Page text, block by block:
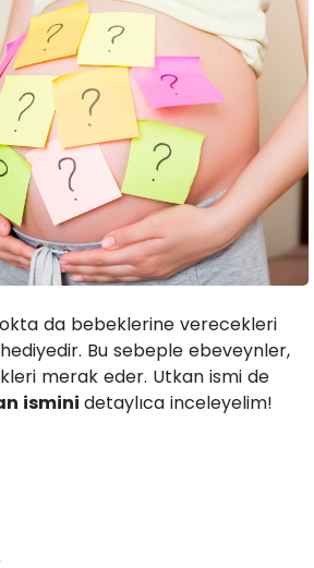
da bebeklerine verecekleri
Bu sebeple ebeveynler,
merak eder. Utkan ismi de
ismini detaylıca inceleyelim!